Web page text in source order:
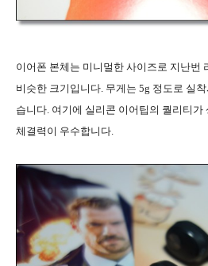
이어폰 본체는 미니멀한 사이즈로 지난번
비슷한 크기입니다. 무게는 5g 정도로 실
습니다. 여기에 실리콘 이어팁의 퀄리티
체결력이 우수합니다.